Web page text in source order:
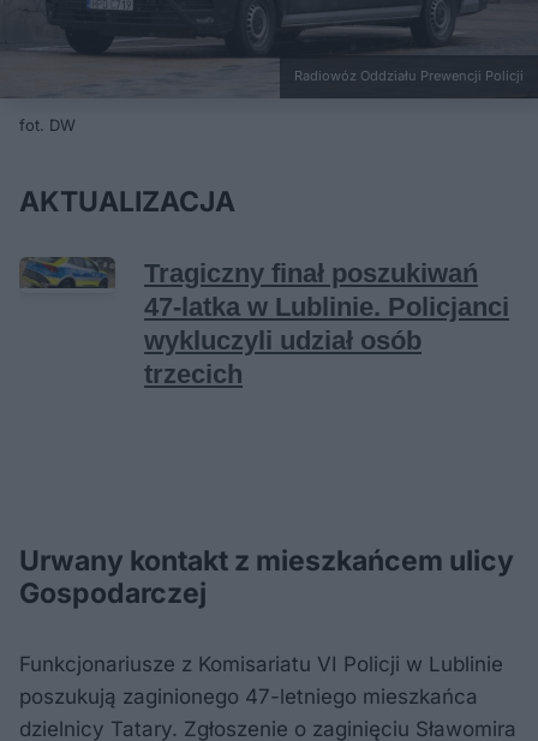
Radiowóz Oddziału Prewencji Policji
fot. DW
AKTUALIZACJA
Urwany kontakt z mieszkańcem ulicy
Gospodarczej
Funkcjonariusze z Komisariatu VI Policji w Lublinie
poszukują zaginionego 47-letniego mieszkańca
dzielnicy Tatary. Zgłoszenie o zaginięciu Sławomira